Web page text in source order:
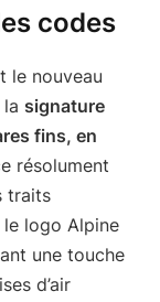
codes
le nouveau
la signature
fins, en
résolument
traits
le logo Alpine
une touche
d’air